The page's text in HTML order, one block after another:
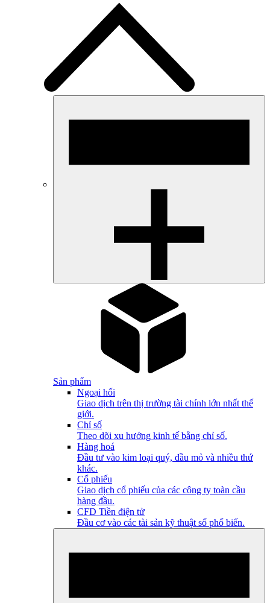
Sản phẩm
Ngoại hối
Giao dịch trên thị trường tài chính lớn nhất thế
giới.
Chỉ số
Theo dõi xu hướng kinh tế bằng chỉ số.
Hàng hoá
Đầu tư vào kim loại quý, dầu mỏ và nhiều thứ
khác.
Cổ phiếu
Giao dịch cổ phiếu của các công ty toàn cầu
hàng đầu.
CFD Tiền điện tử
Đầu cơ vào các tài sản kỹ thuật số phổ biến.